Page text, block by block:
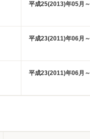
平成25(2013)年05月～
平成23(2011)年06月～
平成23(2011)年06月～